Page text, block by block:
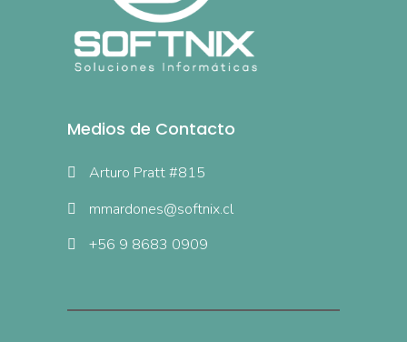
Medios de Contacto
Arturo Pratt #815
mmardones@softnix.cl
+56 9 8683 0909